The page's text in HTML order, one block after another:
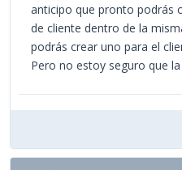
anticipo que pronto podrás
de cliente dentro de la
podrás crear uno para el
Pero no estoy seguro que